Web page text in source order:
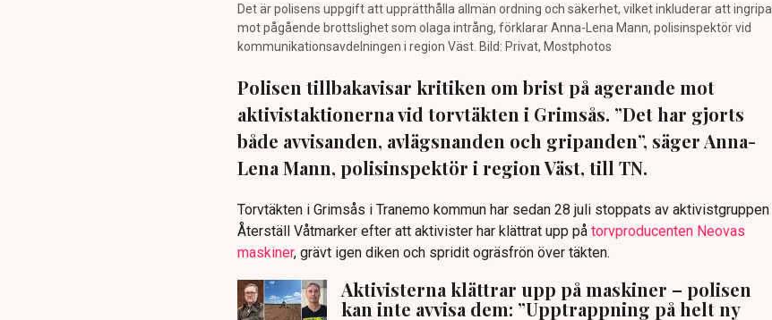
Det är polisens uppgift att upprätthålla allmän ordning och säkerhet, vilket inkluderar att ingripa
mot pågående brottslighet som olaga intrång, förklarar Anna-Lena Mann, polisinspektör vid
kommunikationsavdelningen i region Väst. Bild: Privat, Mostphotos
Polisen tillbakavisar kritiken om brist på agerande mot
aktivistaktionerna vid torvtäkten i Grimsås. ”Det har gjorts
både avvisanden, avlägsnanden och gripanden”, säger Anna-
Lena Mann, polisinspektör i region Väst, till TN.
Torvtäkten i Grimsås i Tranemo kommun har sedan 28 juli stoppats av aktivistgruppen
Återställ Våtmarker efter att aktivister har klättrat upp påtorvproducenten Neovas
maskiner, grävt igen diken och spridit ogräsfrön över täkten.
Aktivisterna klättrar upp på maskiner – polisen
kan inte avvisa dem: ”Upptrappning på helt ny